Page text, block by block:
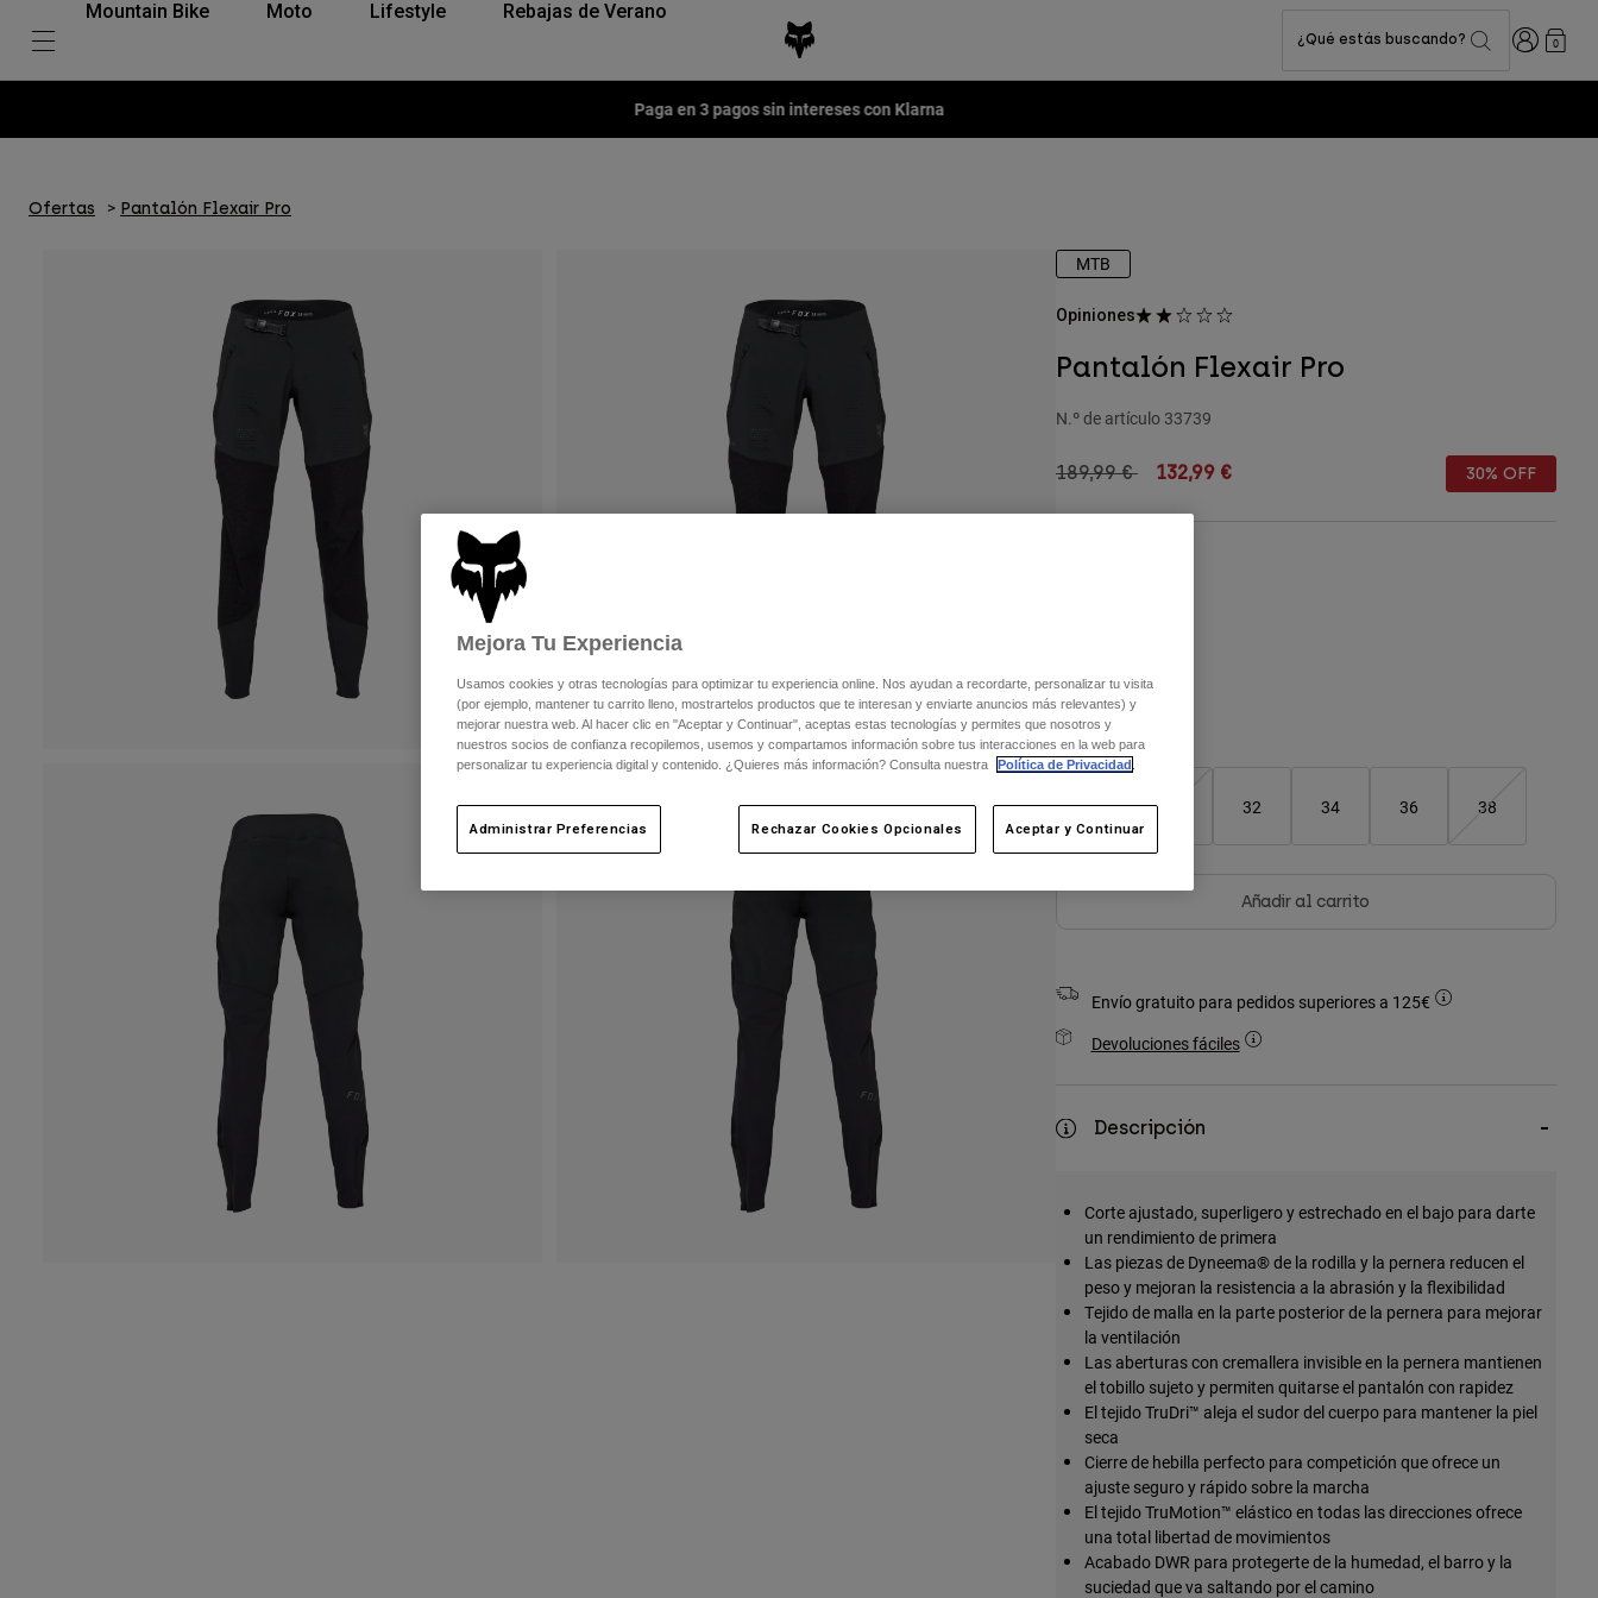
Mountain Bike Moto Lifestyle Rebajas de Verano
¿Qué estás buscando? Iniciar0
Paga en 3 pagos sin intereses con Klarna
Ofertas Pantalón Flexair Pro
MTB
Opiniones
Pantalón Flexair Pro
N.º de artículo 33739
Price reduced from
189,99 €to132,99 € 30% OFF
seleccionado
Cuadro de tallas
28 32 34 36 38
Añadir al carrito
Envío gratuito para pedidos superiores a 125€
Devoluciones fáciles
Descripción
Corte ajustado, superligero y estrechado en el bajo para darte
un rendimiento de primera
Las piezas de Dyneema® de la rodilla y la pernera reducen el
peso y mejoran la resistencia a la abrasión y la flexibilidad
Tejido de malla en la parte posterior de la pernera para mejorar
la ventilación
Las aberturas con cremallera invisible en la pernera mantienen
el tobillo sujeto y permiten quitarse el pantalón con rapidez
El tejido TruDri™ aleja el sudor del cuerpo para mantener la piel
seca
Cierre de hebilla perfecto para competición que ofrece un
ajuste seguro y rápido sobre la marcha
El tejido TruMotion™ elástico en todas las direcciones ofrece
una total libertad de movimientos
Acabado DWR para protegerte de la humedad, el barro y la
suciedad que va saltando por el camino
Mejora Tu Experiencia
Usamos cookies y otras tecnologías para optimizar tu experiencia online. Nos ayudan a recordarte, personalizar tu visita
(por ejemplo, mantener tu carrito lleno, mostrartelos productos que te interesan y enviarte anuncios más relevantes) y
mejorar nuestra web. Al hacer clic en "Aceptar y Continuar", aceptas estas tecnologías y permites que nosotros y
nuestros socios de confianza recopilemos, usemos y compartamos información sobre tus interacciones en la web para
personalizar tu experiencia digital y contenido. ¿Quieres más información? Consulta nuestra
Política de Privacidad
Administrar Preferencias Rechazar Cookies Opcionales Aceptar y Continuar